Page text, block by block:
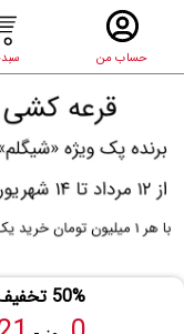
حساب من
50% تخفیف همه محصولات ویژه تابستان